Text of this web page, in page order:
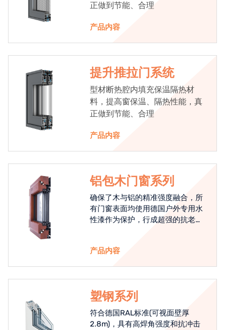
正做到节能、合理
产品内容
提升推拉门系统
型材断热腔内填充保温隔热材
料，提高窗保温、隔热性能，真
正做到节能、合理
产品内容
铝包木门窗系列
确保了木与铝的精准强度融合，所
有门窗表面均使用德国户外专用水
性漆作为保护，行成超强的抗老化
产品内容
塑钢系列
符合德国RAL标准(可视面壁厚
2.8m)，具有高焊角强度和抗冲击